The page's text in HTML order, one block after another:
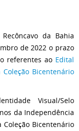
da Bahia
de 2022 o prazo
referentes aoEdital
Bicentenário
Visual/Selo
da Independência
Bicentenário